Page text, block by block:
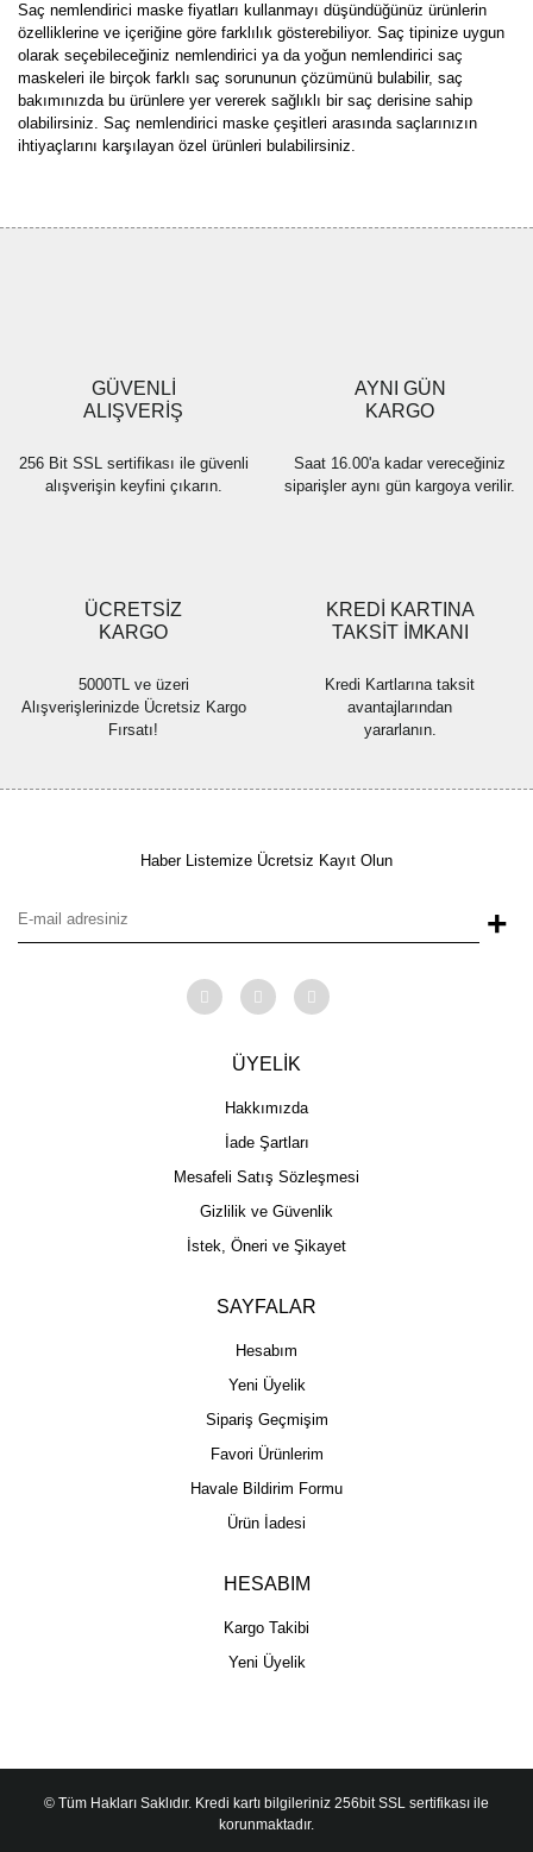
Saç nemlendirici maske fiyatları kullanmayı düşündüğünüz ürünlerin
özelliklerine ve içeriğine göre farklılık gösterebiliyor. Saç tipinize uygun
olarak seçebileceğiniz nemlendirici ya da yoğun nemlendirici saç
maskeleri ile birçok farklı saç sorununun çözümünü bulabilir, saç
bakımınızda bu ürünlere yer vererek sağlıklı bir saç derisine sahip
olabilirsiniz. Saç nemlendirici maske çeşitleri arasında saçlarınızın
ihtiyaçlarını karşılayan özel ürünleri bulabilirsiniz.
GÜVENLİ
ALIŞVERİŞ
256 Bit SSL sertifikası ile güvenli
alışverişin keyfini çıkarın.
AYNI GÜN
KARGO
Saat 16.00'a kadar vereceğiniz
siparişler aynı gün kargoya verilir.
ÜCRETSİZ
KARGO
5000TL ve üzeri
Alışverişlerinizde Ücretsiz Kargo
Fırsatı!
KREDİ KARTINA
TAKSİT İMKANI
Kredi Kartlarına taksit
avantajlarından
yararlanın.
Haber Listemize Ücretsiz Kayıt Olun
+
ÜYELİK
Hakkımızda
İade Şartları
Mesafeli Satış Sözleşmesi
Gizlilik ve Güvenlik
İstek, Öneri ve Şikayet
SAYFALAR
Hesabım
Yeni Üyelik
Sipariş Geçmişim
Favori Ürünlerim
Havale Bildirim Formu
Ürün İadesi
HESABIM
Kargo Takibi
Yeni Üyelik
© Tüm Hakları Saklıdır. Kredi kartı bilgileriniz 256bit SSL sertifikası ile
korunmaktadır.